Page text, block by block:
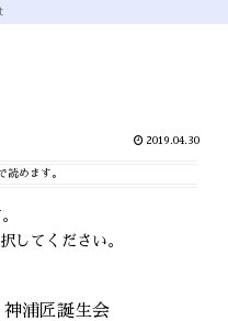
2019.04.30
読めます。
してください。
浦匠誕生会